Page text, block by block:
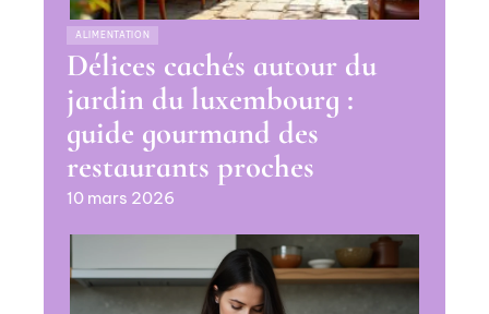
ALIMENTATION
Délices cachés autour du
jardin du luxembourg :
guide gourmand des
restaurants proches
10 mars 2026